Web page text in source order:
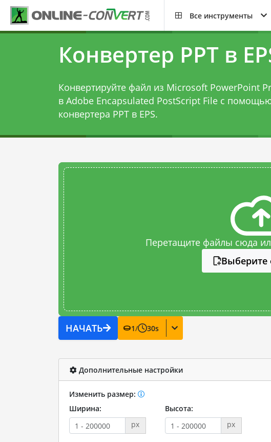
Все инструменты
Конвертер PPT в
Конвертируйте файл из Microsoft PowerPoint
в Adobe Encapsulated PostScript File с
конвертера PPT в EPS.
Перетащите файлы сюда
Выберите
НАЧАТЬ 1/ 30s
Дополнительные настройки
Изменить размер:
Ширина:
px
Высота:
px